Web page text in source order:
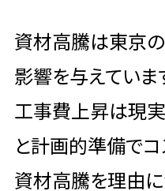
資材高騰は東京
影響を与えていま
工事費上昇は現実
と計画的準備でコ
資材高騰を理由